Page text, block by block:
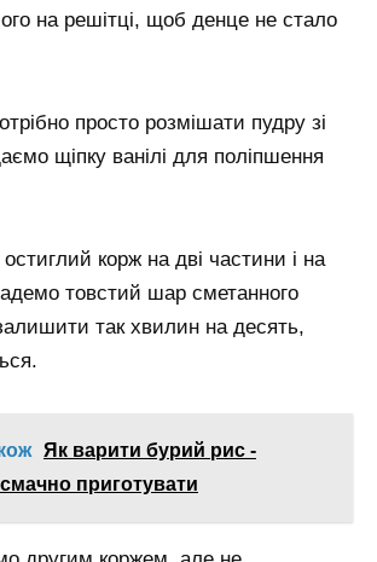
на решітці, щоб денце не стало
просто розмішати пудру зі
щіпку ванілі для поліпшення
корж на дві частини і на
товстий шар сметанного
так хвилин на десять,
Як варити бурий рис -
приготувати